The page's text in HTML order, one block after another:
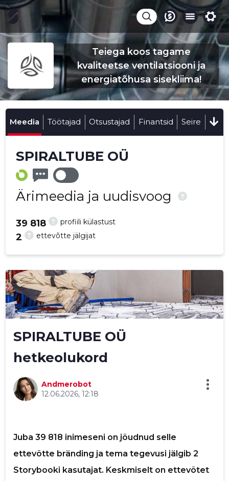
Teiega koos tagame
kvaliteetse ventilatsiooni ja
energiatõhusa sisekliima!
Meedia Töötajad Otsustajad Finantsid Seire
SPIRALTUBE OÜ
Ärimeedia ja uudisvoog ?
? profiili külastust
39 818
? ettevõtte jälgijat
2
SPIRALTUBE OÜ
hetkeolukord
Andmerobot
12.06.2026, 12:18
Juba 39 818 inimeseni on jõudnud selle
ettevõtte bränding ja tema tegevusi jälgib 2
Storybooki kasutajat. Keskmiselt on ettevõtet